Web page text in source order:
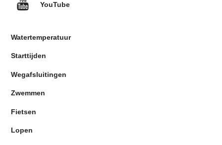
YouTube
Watertemperatuur
Starttijden
Wegafsluitingen
Zwemmen
Fietsen
Lopen